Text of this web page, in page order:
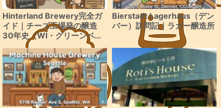
Hinterland Brewery完全ガ
イド｜チーズ工場発の醸造
30年史（WI・グリーンベ
イ）
Bierstadt Lagerhaus（デン
バー）訪問記｜ラガー醸造所